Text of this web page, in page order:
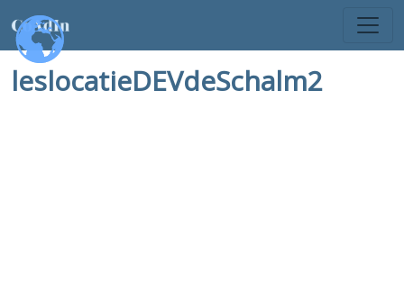
leslocatieDEVdeSchalm2